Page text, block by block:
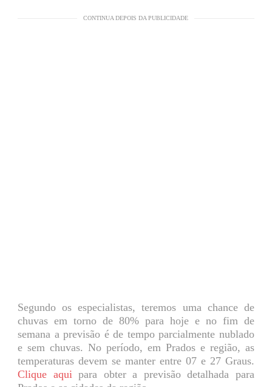
CONTINUA DEPOIS DA PUBLICIDADE
Segundo os especialistas, teremos uma chance de
chuvas em torno de 80% para hoje e no fim de
semana a previsão é de tempo parcialmente nublado
e sem chuvas. No período, em Prados e região, as
temperaturas devem se manter entre 07 e 27 Graus.
Clique aquipara obter a previsão detalhada para